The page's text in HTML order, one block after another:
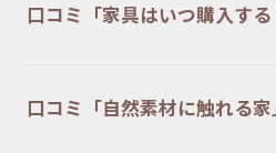
口コミ「家具はいつ購入する
口コミ「自然素材に触れる家